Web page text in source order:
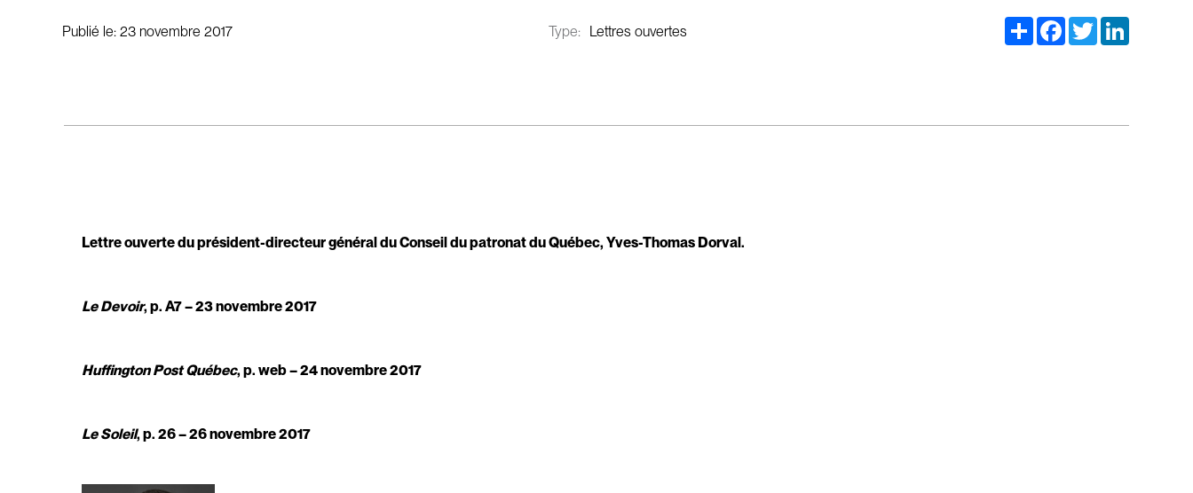
Publié le: 23 novembre 2017 Type: Lettres ouvertes Share Facebook
Twitter
Lettre ouverte du président-directeur général du Conseil du patronat du Québec, Yves-Thomas Dorval.
Le Devoir, p. A7 – 23 novembre 2017
Huffington Post Québec, p. web – 24 novembre 2017
Le Soleil, p. 26 – 26 novembre 2017